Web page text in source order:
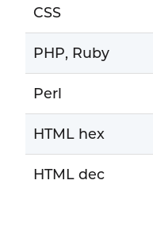
CSS
PHP, Ruby
Perl
HTML hex
HTML dec